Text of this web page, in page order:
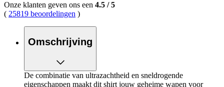
Onze klanten geven ons een 4.5 /5
( 25819 beoordelingen )
Omschrijving
De combinatie van ultrazachtheid en sneldrogende
eigenschappen maakt dit shirt jouw geheime wapen voor